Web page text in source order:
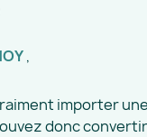
,
importer
donc